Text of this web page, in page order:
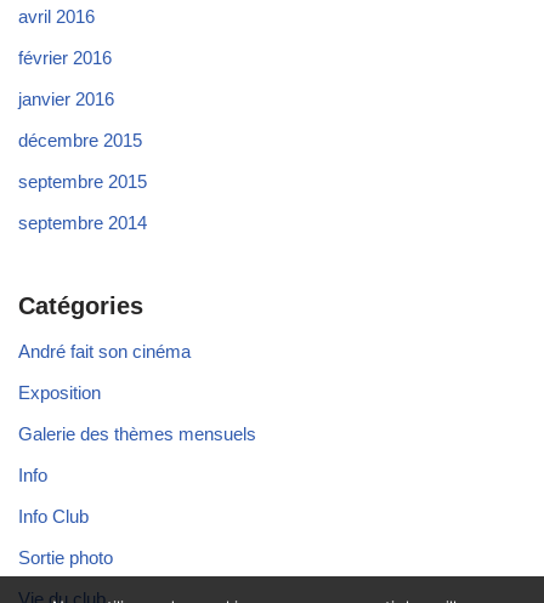
avril 2016
février 2016
janvier 2016
décembre 2015
septembre 2015
septembre 2014
Catégories
André fait son cinéma
Exposition
Galerie des thèmes mensuels
Info
Info Club
Sortie photo
Vie du club